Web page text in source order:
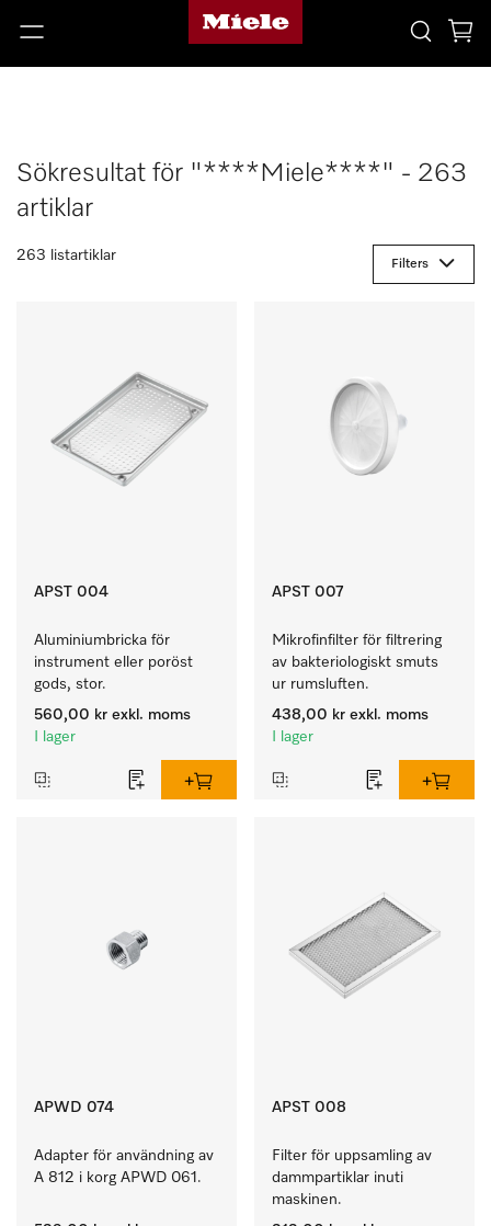
Sökresultat för "****Miele****" - 263
artiklar
263 listartiklar
Filters
APST 004
Aluminiumbricka för
instrument eller poröst
gods, stor.
560,00 kr exkl. moms
I lager
APST 007
Mikrofinfilter för filtrering
av bakteriologiskt smuts
ur rumsluften.
438,00 kr exkl. moms
I lager
APWD 074
Adapter för användning av
A 812 i korg APWD 061.
APST 008
Filter för uppsamling av
dammpartiklar inuti
maskinen.